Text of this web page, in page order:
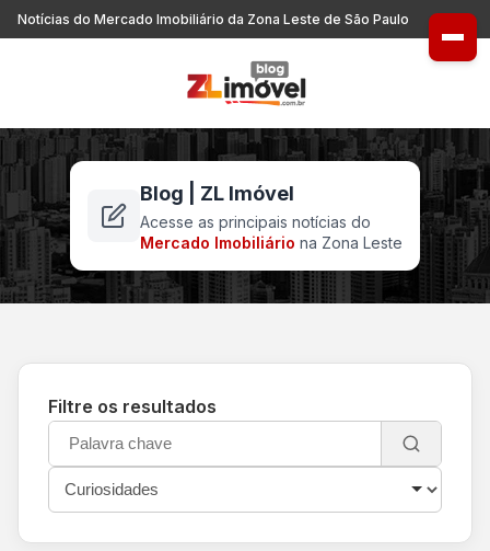
Notícias do Mercado Imobiliário da Zona Leste de São Paulo
Blog | ZL Imóvel
Acesse as principais notícias do
Mercado Imobiliário na Zona Leste
Filtre os resultados